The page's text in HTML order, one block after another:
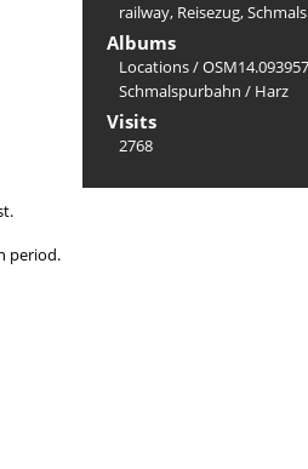
period.
railway, Reisezug,
Albums
Locations/
Schmalspurbahn / Harz
Visits
2768